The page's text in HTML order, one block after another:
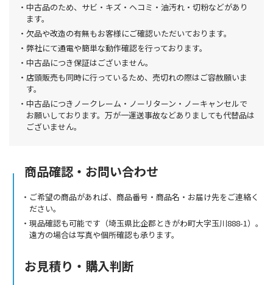
中古品のため、サビ・キズ・ヘコミ・油汚れ・切粉などがあり
ます。
欠品や改造の有無もお客様にご確認いただいております。
弊社にて通電や簡単な動作確認を行っております。
中古品につき保証はございません。
店頭販売も同時に行っているため、売切れの際はご容赦願いま
す。
中古品につきノークレーム・ノーリターン・ノーキャンセルで
お願いしております。万が一運送事故などありましても代替品は
ございません。
商品確認・お問い合わせ
ご希望の商品があれば、商品番号・商品名・お届け先をご連絡く
ださい。
現品確認も可能です（埼玉県比企郡ときがわ町大字玉川888-1）。
遠方の場合は写真や個所確認も承ります。
お見積り・購入判断